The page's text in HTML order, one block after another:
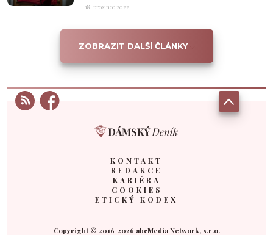
18. prosince 2022
ZOBRAZIT DALŠÍ ČLÁNKY
KONTAKT
REDAKCE
KARIÉRA
COOKIES
ETICKÝ KODEX
Copyright © 2016-2026 abcMedia Network, s.r.o.